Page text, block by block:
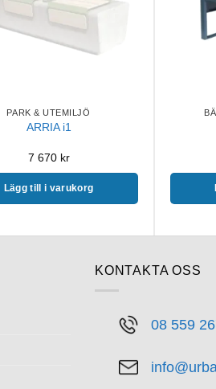
PARK & UTEMILJÖ
ARRIA i1
7 670 kr
Lägg till i varukorg
KONTAKTA OSS
08 559